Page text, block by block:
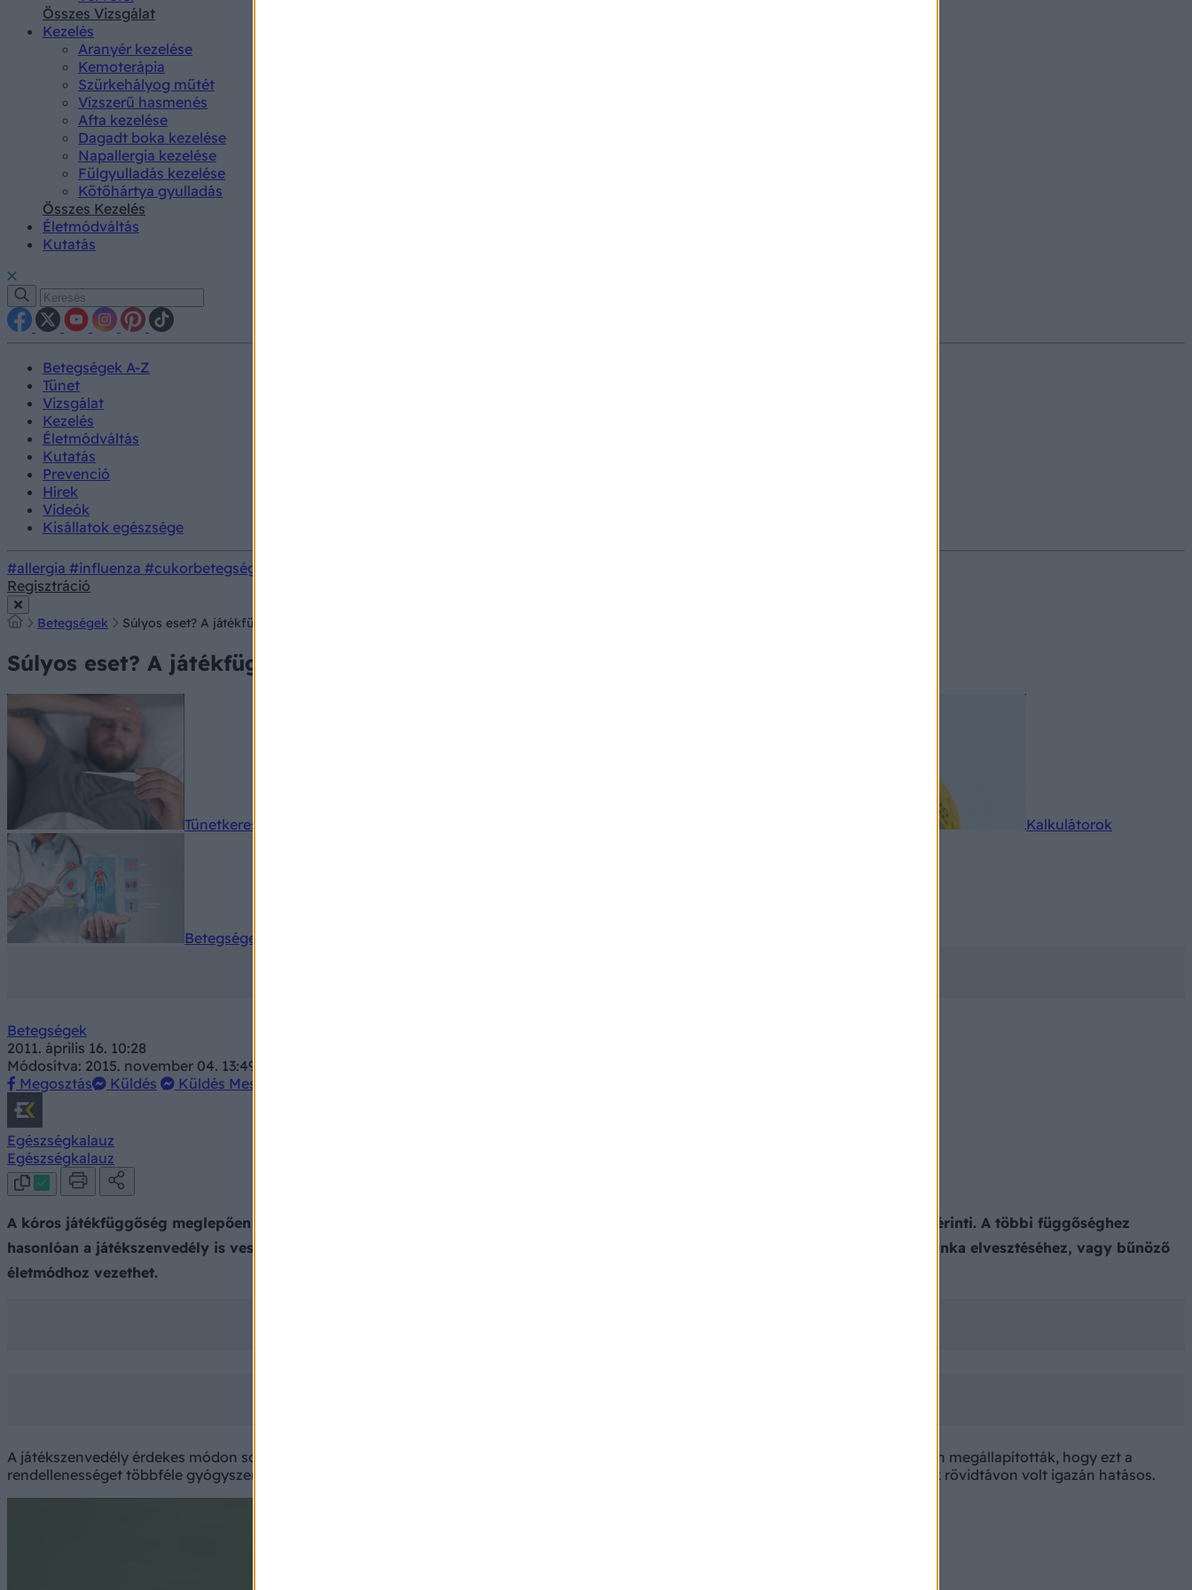
Összes Vizsgálat
Kezelés
Aranyér kezelése
Kemoterápia
Szürkehályog műtét
Vízszerű hasmenés
Afta kezelése
Dagadt boka kezelése
Napallergia kezelése
Fülgyulladás kezelése
Kötőhártya gyulladás
Összes Kezelés
Életmódváltás
Kutatás
Betegségek A-Z
Tünet
Vizsgálat
Kezelés
Életmódváltás
Kutatás
Prevenció
Hírek
Videók
Kisállatok egészsége
#allergia #influenza #cukorbetegség
Regisztráció
Betegségek Súlyos eset? A játékfüggőség nyomában
Súlyos eset? A játékfüggőség nyomában
Tünetkereső Kalkulátorok
Betegségek A-Z
Betegségek
2011. április 16. 10:28
Módosítva: 2015. november 04. 13:49
Megosztás
Küldés Küldés Messengeren
Egészségkalauz
Egészségkalauz
A kóros játékfüggőség meglepően gyakori jelenség az Egyesült Államokban, a teljes felnőtt lakosság nem kevesebb, mint 3,4%-át érinti. A többi függőséghez
hasonlóan a játékszenvedély is veszélyes lehet mind az egyénre, mind pedig a társadalomra nézve, gyakran öngyilkossághoz, a munka elvesztéséhez, vagy bűnöző
életmódhoz vezethet.
A játékszenvedély érdekes módon sokkal több férfit érint, mint nőt, és idővel a tünetek egyre súlyosabbá válhatnak. Tudósok már korábban megállapították, hogy ezt a
rendellenességet többféle gyógyszerrel is lehet kezelni, például az alkoholfüggőség kezelésére használt naltrexonnal, de az eredmény csak rövidtávon volt igazán hatásos.